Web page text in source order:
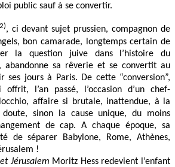
public sauf à se convertir.
, ci devant sujet prussien, compagnon de
bon camarade, longtemps certain de
la question juive dans l’histoire du
abandonne sa rêverie et se convertit au
ses jours à Paris. De cette “conversion”,
offrit, l’an passé, l’occasion d’un chef-
affaire si brutale, inattendue, à la
sinon la cause unique, du moins
de cap. A chaque époque, sa
de séparer Babylone, Rome, Athènes,
!
Jérusalem Moritz Hess redevient l’enfant